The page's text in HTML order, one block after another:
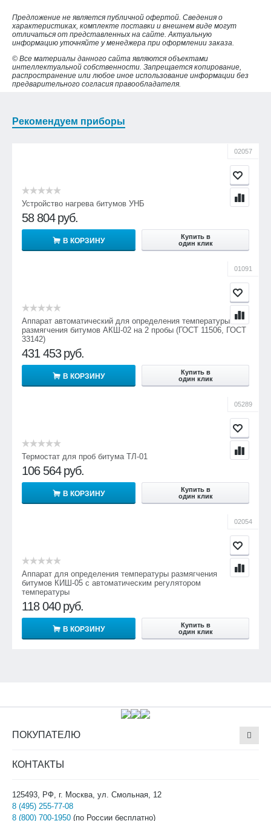
Предложение не является публичной офертой. Сведения о
характеристиках, комплекте поставки и внешнем виде могут
отличаться от представленных на сайте. Актуальную
информацию уточняйте у менеджера при оформлении заказа.
© Все материалы данного сайта являются объектами
интеллектуальной собственности. Запрещается копирование,
распространение или любое иное использование информации без
предварительного согласия правообладателя.
Рекомендуем приборы
02057
Устройство нагрева битумов УНБ
58 804 руб.
В КОРЗИНУ
Купить в
один клик
01091
Аппарат автоматический для определения температуры
размягчения битумов АКШ-02 на 2 пробы (ГОСТ 11506, ГОСТ
33142)
431 453 руб.
В КОРЗИНУ
Купить в
один клик
05289
Термостат для проб битума ТЛ-01
106 564 руб.
В КОРЗИНУ
Купить в
один клик
02054
Аппарат для определения температуры размягчения
битумов КИШ-05 с автоматическим регулятором
температуры
118 040 руб.
В КОРЗИНУ
Купить в
один клик
ПОКУПАТЕЛЮ
КОНТАКТЫ
125493, РФ, г. Москва, ул. Смольная, 12
8 (495) 255-77-08
8 (800) 700-1950 (по России бесплатно)